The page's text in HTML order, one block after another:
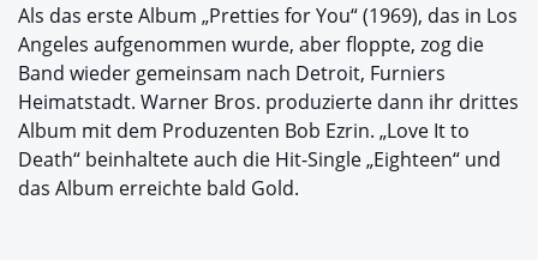
Als das erste Album „Pretties for You“ (1969), das in Los
Angeles aufgenommen wurde, aber floppte, zog die
Band wieder gemeinsam nach Detroit, Furniers
Heimatstadt. Warner Bros. produzierte dann ihr drittes
Album mit dem Produzenten Bob Ezrin. „Love It to
Death“ beinhaltete auch die Hit-Single „Eighteen“ und
das Album erreichte bald Gold.